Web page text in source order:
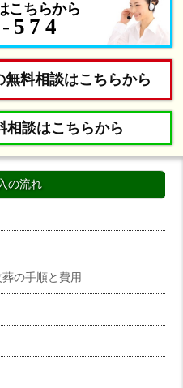
こちらから
574
料相談はこちらから
相談はこちらから
の流れ
の手順と費用